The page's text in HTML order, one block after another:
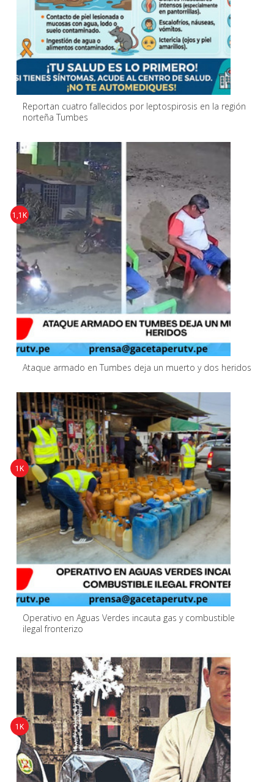
Reportan cuatro fallecidos por leptospirosis en la región
norteña Tumbes
Ataque armado en Tumbes deja un muerto y dos heridos
1,1K
Operativo en Aguas Verdes incauta gas y combustible
ilegal fronterizo
1K
1K